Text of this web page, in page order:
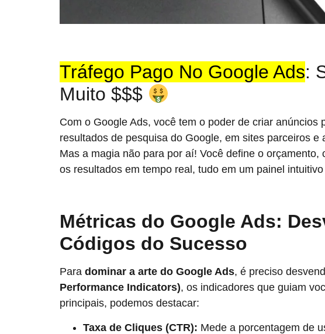
Tráfego Pago No Google Ads:
Muito $$$
Com o Google Ads, você tem o poder de criar
resultados de pesquisa do Google, em sites parceiros e
Mas a magia não para por aí! Você define o
os resultados em tempo real, tudo em um painel
Métricas do Google Ads:
Códigos do Sucesso
Para dominar a arte do Google Ads, é preciso
Performance Indicators), os indicadores que guiam
principais, podemos destacar:
Taxa de Cliques (CTR): Mede a porcentagem de